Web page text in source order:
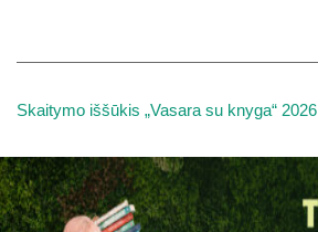
Skaitymo iššūkis „Vasara su knyga“ 2026